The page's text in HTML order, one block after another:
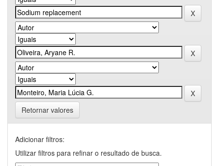
Retornar valores
Adicionar filtros:
Utilizar filtros para refinar o resultado de busca.